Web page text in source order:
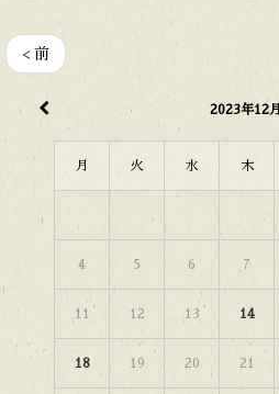
< 前
2023年12月
月 火 水 木
4 5 6 7
11 12 13 14
18 19 20 21